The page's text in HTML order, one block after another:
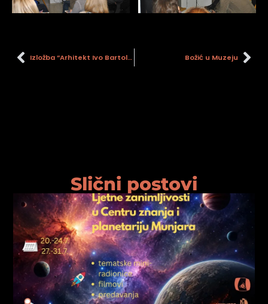
Izložba ”Arhitekt Ivo Bartolić: modernistička arhitektura Siska” Božić u Muzeju
Slični postovi